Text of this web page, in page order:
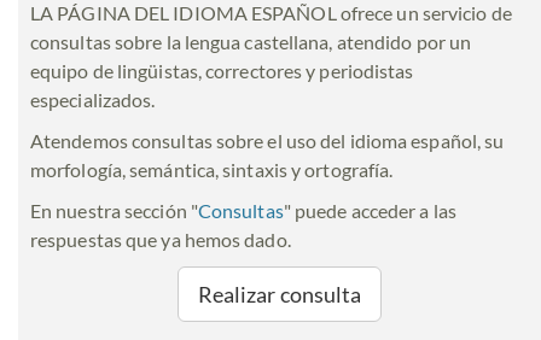
LA PÁGINA DEL IDIOMA ESPAÑOL ofrece un servicio de
consultas sobre la lengua castellana, atendido por un
equipo de lingüistas, correctores y periodistas
especializados.
Atendemos consultas sobre el uso del idioma español, su
morfología, semántica, sintaxis y ortografía.
En nuestra sección "Consultas" puede acceder a las
respuestas que ya hemos dado.
Realizar consulta